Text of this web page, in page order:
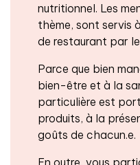
nutritionnel. Les
thème, sont servis
de restaurant par
Parce que bien
bien-être et à la
particulière est
produits, à la
goûts de chacun.e.
En outre, vous